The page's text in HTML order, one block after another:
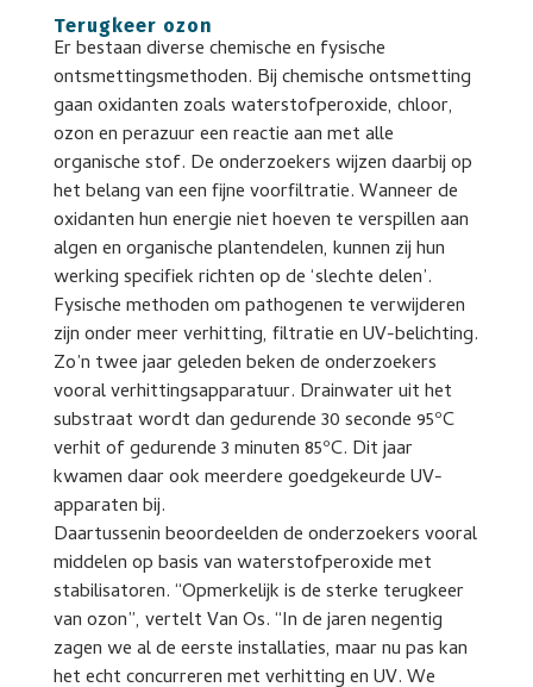
Terugkeer ozon
Er bestaan diverse chemische en fysische
ontsmettingsmethoden. Bij chemische ontsmetting
gaan oxidanten zoals waterstofperoxide, chloor,
ozon en perazuur een reactie aan met alle
organische stof. De onderzoekers wijzen daarbij op
het belang van een fijne voorfiltratie. Wanneer de
oxidanten hun energie niet hoeven te verspillen aan
algen en organische plantendelen, kunnen zij hun
werking specifiek richten op de ‘slechte delen’.
Fysische methoden om pathogenen te verwijderen
zijn onder meer verhitting, filtratie en UV-belichting.
Zo’n twee jaar geleden beken de onderzoekers
vooral verhittingsapparatuur. Drainwater uit het
substraat wordt dan gedurende 30 seconde 95ºC
verhit of gedurende 3 minuten 85ºC. Dit jaar
kwamen daar ook meerdere goedgekeurde UV-
apparaten bij.
Daartussenin beoordeelden de onderzoekers vooral
middelen op basis van waterstofperoxide met
stabilisatoren. “Opmerkelijk is de sterke terugkeer
van ozon”, vertelt Van Os. “In de jaren negentig
zagen we al de eerste installaties, maar nu pas kan
het echt concurreren met verhitting en UV. We